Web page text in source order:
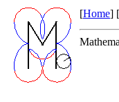
[Home] [